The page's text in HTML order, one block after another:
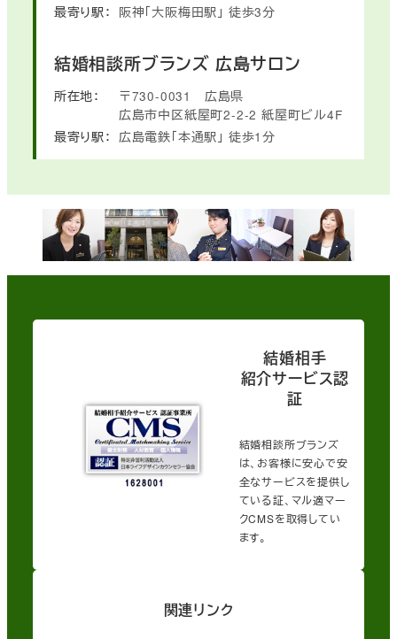
最寄り駅： 阪神「大阪梅田駅」 徒歩3分
結婚相談所ブランズ 広島サロン
所在地： 〒730-0031
広島県
広島市中区紙屋町2-2-2 紙屋町ビル4F
最寄り駅： 広島電鉄「本通駅」 徒歩1分
結婚相手
紹介サービス認
証
結婚相談所ブランズ
は、お客様に安心で安
全なサービスを提供し
ている証、マル適マー
クCMSを取得してい
ます。
関連リンク